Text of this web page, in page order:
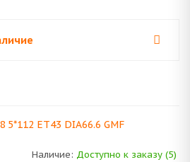
5*112 ET43 DIA66.6 GMF
Наличие: Доступно к заказу (5)